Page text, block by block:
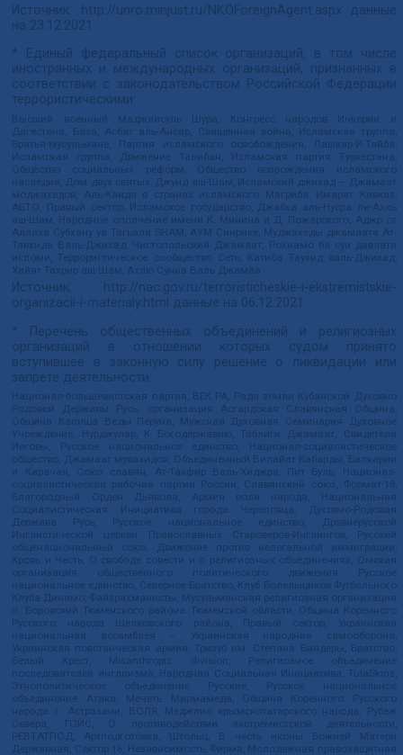
Источник: http://unro.minjust.ru/NKOForeignAgent.aspx данные
на 23.12.2021
* Единый федеральный список организаций, в том числе
иностранных и международных организаций, признанных в
соответствии с законодательством Российской Федерации
террористическими:
Высший военный Маджлисуль Шура, Конгресс народов Ичкерии и
Дагестана, База, Асбат аль-Ансар, Священная война, Исламская группа,
Братья-мусульмане, Партия исламского освобождения, Лашкар-И-Тайба,
Исламская группа, Движение Талибан, Исламская партия Туркестана,
Общество социальных реформ, Общество возрождения исламского
наследия, Дом двух святых, Джунд аш-Шам, Исламский джихад – Джамаат
моджахедов, Аль-Каида в странах исламского Магриба, Имарат Кавказ,
АБТО, Правый сектор, Исламское государство, Джабха аль-Нусра ли-Ахль
аш-Шам, Народное ополчение имени К. Минина и Д. Пожарского, Аджр от
Аллаха Субхану уа Тагьаля SHAM, АУМ Синрике, Муджахеды джамаата Ат-
Тавхида Валь-Джихад, Чистопольский Джамаат, Рохнамо ба суи давлати
исломи, Террористическое сообщество Сеть, Катиба Таухид валь-Джихад,
Хайят Тахрир аш-Шам, Ахлю Сунна Валь Джамаа
Источник:
http://nac.gov.ru/terroristicheskie-i-ekstremistskie-
organizacii-i-materialy.html данные на 06.12.2021
* Перечень общественных объединений и религиозных
организаций в отношении которых судом принято
вступившее в законную силу решение о ликвидации или
запрете деятельности:
Национал-большевистская партия, ВЕК РА, Рада земли Кубанской Духовно
Родовой Державы Русь, организация Асгардская Славянская Община,
Община Капища Веды Перуна, Мужская Духовная Семинария Духовное
Учреждение, Нурджулар, К Богодержавию, Таблиги Джамаат, Свидетели
Иеговы, Русское национальное единство, Национал-социалистическое
общество, Джамаат мувахидов, Объединенный Вилайат Кабарды, Балкарии
и Карачая, Союз славян, Ат-Такфир Валь-Хиджра, Пит Буль, Национал-
социалистическая рабочая партия России, Славянский союз, Формат-18,
Благородный Орден Дьявола, Армия воли народа, Национальная
Социалистическая Инициатива города Череповца, Духовно-Родовая
Держава Русь, Русское национальное единство, Древнерусской
Инглистической церкви Православных Староверов-Инглингов, Русский
общенациональный союз, Движение против нелегальной иммиграции,
Кровь и Честь, О свободе совести и о религиозных объединениях, Омская
организация общественного политического движения Русское
национальное единство, Северное Братство, Клуб Болельщиков Футбольного
Клуба Динамо, Файзрахманисты, Мусульманская религиозная организация
п. Боровский Тюменского района Тюменской области, Община Коренного
Русского народа Щелковского района, Правый сектор, Украинская
национальная ассамблея – Украинская народная самооборона,
Украинская повстанческая армия, Тризуб им. Степана Бандеры, Братство,
Белый Крест, Misanthropic division, Религиозное объединение
последователей инглиизма, Народная Социальная Инициатива, TulaSkins,
Этнополитическое объединение Русские, Русское национальное
объединение Атака, Мечеть Мирмамеда, Община Коренного Русского
народа г. Астрахани, ВОЛЯ, Меджлис крымскотатарского народа, Рубеж
Севера, ТОЙС, О противодействии экстремистской деятельности,
РЕВТАТПОД, Артподготовка, Штольц, В честь иконы Божией Матери
Державная, Сектор 16, Независимость, Фирма, Молодежная правозащитная